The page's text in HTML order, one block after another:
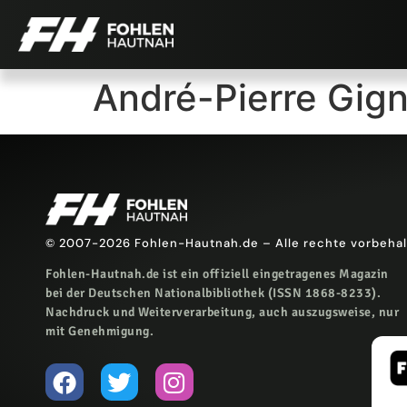
André-Pierre
© 2007-2026 Fohlen-Hautnah.de – Alle rechte
Fohlen-Hautnah.de ist ein offiziell eingetragenes Magazin
bei der Deutschen Nationalbibliothek (ISSN 1868-8233).
Nachdruck und Weiterverarbeitung, auch auszugsweise, nur
mit Genehmigung.